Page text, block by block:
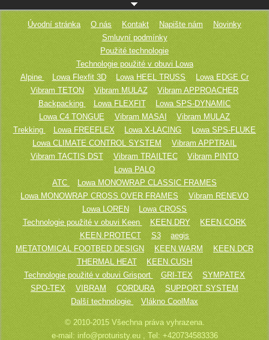
Úvodní stránka O nás Kontakt Napište nám
Novinky
Smluvní podmínky
Použité technologie
Technologie použité v obuvi Lowa
Alpine
Lowa Flexfit 3D Lowa HEEL TRUSS
Lowa EDGE Cr
Vibram TETON
Vibram MULAZ
Vibram APPROACHER
Backpacking
Lowa FLEXFIT
Lowa SPS-DYNAMIC
Lowa C4 TONGUE
Vibram MASAI
Vibram MULAZ
Trekking
Lowa FREEFLEX Lowa X-LACING
Lowa SPS-FLUKE
Lowa CLIMATE CONTROL SYSTEM
Vibram APPTRAIL
Vibram TACTIS DST
Vibram TRAILTEC
Vibram PINTO
Lowa PALO
ATC
Lowa MONOWRAP CLASSIC FRAMES
Lowa MONOWRAP CROSS OVER FRAMES
Vibram RENEVO
Lowa LOREN
Lowa CROSS
Technologie použité v obuvi Keen
KEEN.DRY
KEEN.CORK
KEEN.PROTECT
S3
aegis
METATOMICAL FOOTBED DESIGN
KEEN.WARM
KEEN.DCR
THERMAL HEAT
KEEN.CUSH
Technologie použité v obuvi Grisport
GRI-TEX
SYMPATEX
SPO-TEX
VIBRAM CORDURA
SUPPORT SYSTEM
Další technologie
Vlákno CoolMax
© 2010-2015 Všechna práva vyhrazena.
e-mail: info@proturisty.eu , Tel: +420734583336